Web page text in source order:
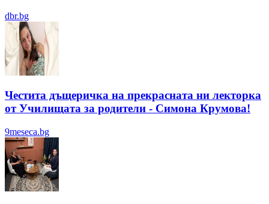
dbr.bg
Честита дъщеричка на прекрасната ни лекторка
от Училищата за родители - Симона Крумова!
9meseca.bg